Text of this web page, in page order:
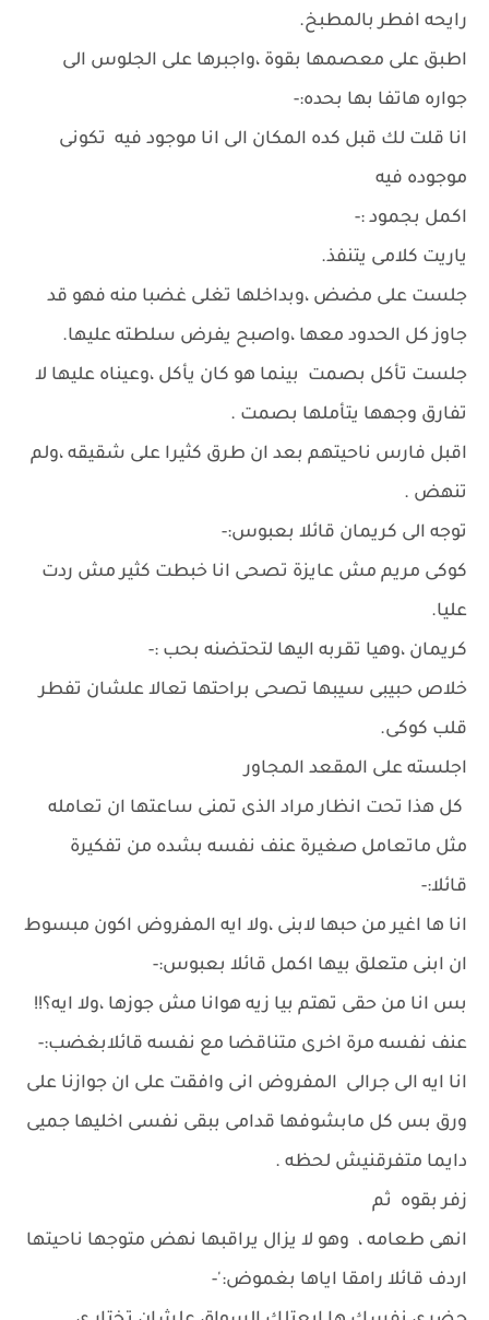
رايحه افطر بالمطبخ.
اطبق على معصمها بقوة ،واجبرها على الجلوس الى
جواره هاتفا بها بحده:-
انا قلت لك قبل كده المكان الى انا موجود فيه تكونى
موجوده فيه
اكمل بجمود :-
ياريت كلامى يتنفذ.
جلست على مضض ،وبداخلها تغلى غضبا منه فهو قد
جاوز كل الحدود معها ،واصبح يفرض سلطته عليها.
جلست تأكل بصمت بينما هو كان يأكل ،وعيناه عليها لا
تفارق وجهها يتأملها بصمت .
اقبل فارس ناحيتهم بعد ان طرق كثيرا على شقيقه ،ولم
تنهض .
توجه الى كريمان قائلا بعبوس:-
كوكى مريم مش عايزة تصحى انا خبطت كثير مش ردت
عليا.
كريمان ،وهيا تقربه اليها لتحتضنه بحب :-
خلاص حبيبى سيبها تصحى براحتها تعالا علشان تفطر
قلب كوكى.
اجلسته على المقعد المجاور
كل هذا تحت انظار مراد الذى تمنى ساعتها ان تعامله
مثل ماتعامل صغيرة عنف نفسه بشده من تفكيرة
قائلا:-
انا ها اغير من حبها لابنى ،ولا ايه المفروض اكون مبسوط
ان ابنى متعلق بيها اكمل قائلا بعبوس:-
بس انا من حقى تهتم بيا زيه هوانا مش جوزها ،ولا ايه؟!!
عنف نفسه مرة اخرى متناقضا مع نفسه قائلابغضب:-
انا ايه الى جرالى المفروض انى وافقت على ان جوازنا على
ورق بس كل مابشوفها قدامى ببقى نفسى اخليها جميى
دايما متفرقنيش لحظه .
زفر بقوه ثم
انهى طعامه ، وهو لا يزال يراقبها نهض متوجها ناحيتها
اردف قائلا رامقا اياها بغموض:'-